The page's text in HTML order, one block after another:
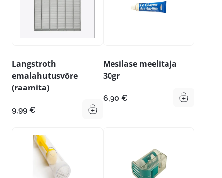
Langstroth
emalahutusvõre
(raamita)
9,99 €
Mesilase meelitaja
30gr
6,90 €